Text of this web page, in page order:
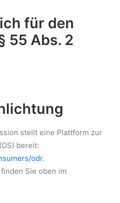
für den
55 Abs. 2
stellt eine Plattform zur
bereit:
odr.
Sie oben im